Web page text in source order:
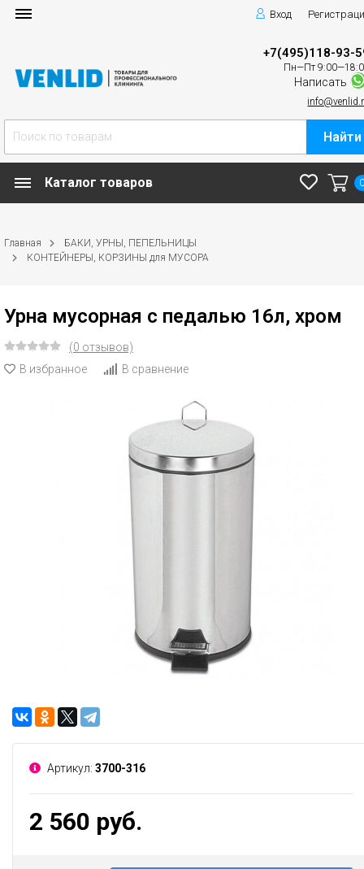
Вход
+7(495)118-93-
Пн—Пт
Написать
Найти
Каталог товаров
Главная
БАКИ, УРНЫ, ПЕПЕЛЬНИЦЫ
КОНТЕЙНЕРЫ, КОРЗИНЫ для МУСОРА
Урна мусорная с педалью 16л, хром
(0 отзывов)
В избранное
В сравнение
Артикул: 3700-316
2 560 руб.